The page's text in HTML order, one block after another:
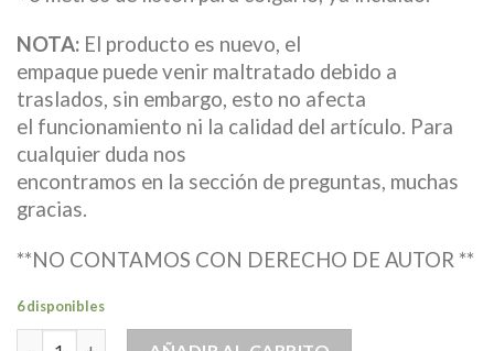
NOTA: El producto es nuevo, el
empaque puede venir maltratado debido a
traslados, sin embargo, esto no afecta
el funcionamiento ni la calidad del artículo. Para
cualquier duda nos
encontramos en la sección de preguntas, muchas
gracias.
**NO CONTAMOS CON DERECHO DE AUTOR **
6 disponibles
5 Banner Letrero Feliz Dia Mama 2.20metros Decoracion Fiesta